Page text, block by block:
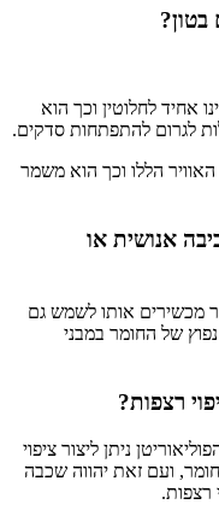
בטון?
אחיד לחלוטין וכך הוא
לגרום להתפתחות סדקים.
הללו וכך הוא משמר
אנושית או
מכשירים אותו לשמש גם
נפוץ של החומר במבני
רצפות?
ניתן ליצור ציפוי
ועם זאת יהווה שכבה
רצפות.